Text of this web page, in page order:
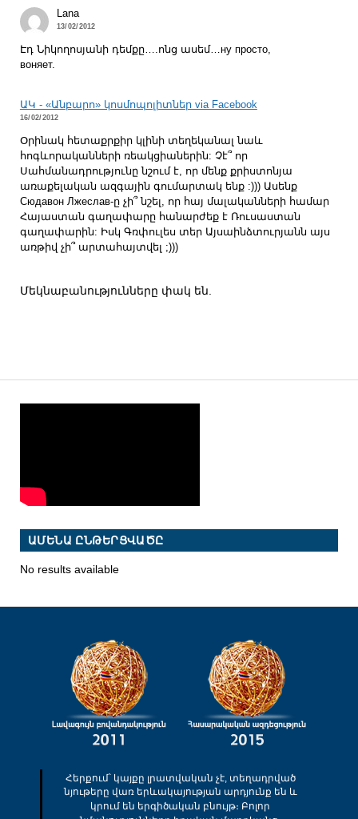
Lana
13/02/2012
Էդ Նիկողոսյանի դեմքը….ոնց ասեմ…ну просто,
воняет.
ԱԿ - «Անբարո» կոսմոպոլիտներ via Facebook
16/02/2012
Օրինակ հետաքրքիր կլինի տեղեկանալ նաև
հոգևորականների ռեակցիաներին: Չէ՞ որ
Սահմանադրությունը նշում է, որ մենք քրիստոնյա
առաքելական ազգային գումարտակ ենք :))) Ասենք
Сюдавон Лжеслав-ը չի՞ նշել, որ հայ մալականների համար
Հայաստան գաղափարը հանարժեք է Ռուսաստան
գաղափարին: Իսկ Գռփուլես տեր Այսաինձտուրյանն այս
առթիվ չի՞ արտահայտվել ;)))
Մեկնաբանությունները փակ են.
ԱՄԵՆԱ ԸՆԹԵՐՑՎԱԾԸ
No results available
Հերքում՝ կայքը լրատվական չէ, տեղադրված
նյութերը վառ երևակայության արդյունք են և
կրում են երգիծական բնույթ։ Բոլոր